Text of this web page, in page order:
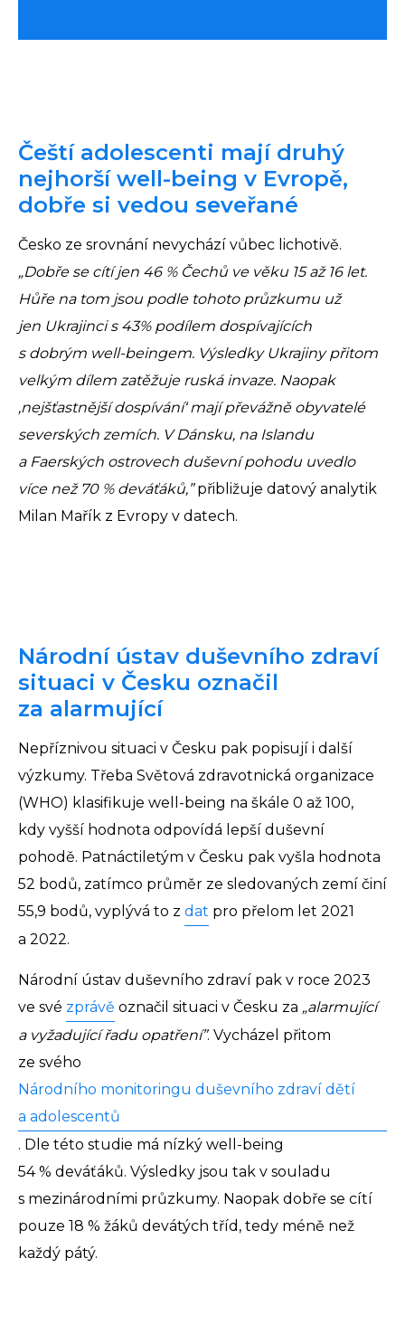
Čeští adolescenti mají druhý
nejhorší well-being v Evropě,
dobře si vedou seveřané
Česko ze srovnání nevychází vůbec lichotivě.
„Dobře se cítí jen 46 % Čechů ve věku 15 až 16 let.
Hůře na tom jsou podle tohoto průzkumu už
jen Ukrajinci s 43% podílem dospívajících
s dobrým well-beingem. Výsledky Ukrajiny přitom
velkým dílem zatěžuje ruská invaze. Naopak
‚nejšťastnější dospívání‘ mají převážně obyvatelé
severských zemích. V Dánsku, na Islandu
a Faerských ostrovech duševní pohodu uvedlo
více než 70 % deváťáků,”přibližuje datový analytik
Milan Mařík z Evropy v datech.
Národní ústav duševního zdraví
situaci v Česku označil
za alarmující
Nepříznivou situaci v Česku pak popisují i další
výzkumy. Třeba Světová zdravotnická organizace
(WHO) klasifikuje well-being na škále 0 až 100,
kdy vyšší hodnota odpovídá lepší duševní
pohodě. Patnáctiletým v Česku pak vyšla hodnota
52 bodů, zatímco průměr ze sledovaných zemí činí
55,9 bodů, vyplývá to z dat pro přelom let 2021
a 2022.
Národní ústav duševního zdraví pak v roce 2023
ve své zprávě označil situaci v Česku za „alarmující
a vyžadující řadu opatření”. Vycházel přitom
ze svého
Národního monitoringu duševního zdraví dětí
a adolescentů
. Dle této studie má nízký well-being
54 % deváťáků. Výsledky jsou tak v souladu
s mezinárodními průzkumy. Naopak dobře se cítí
pouze 18 % žáků devátých tříd, tedy méně než
každý pátý.